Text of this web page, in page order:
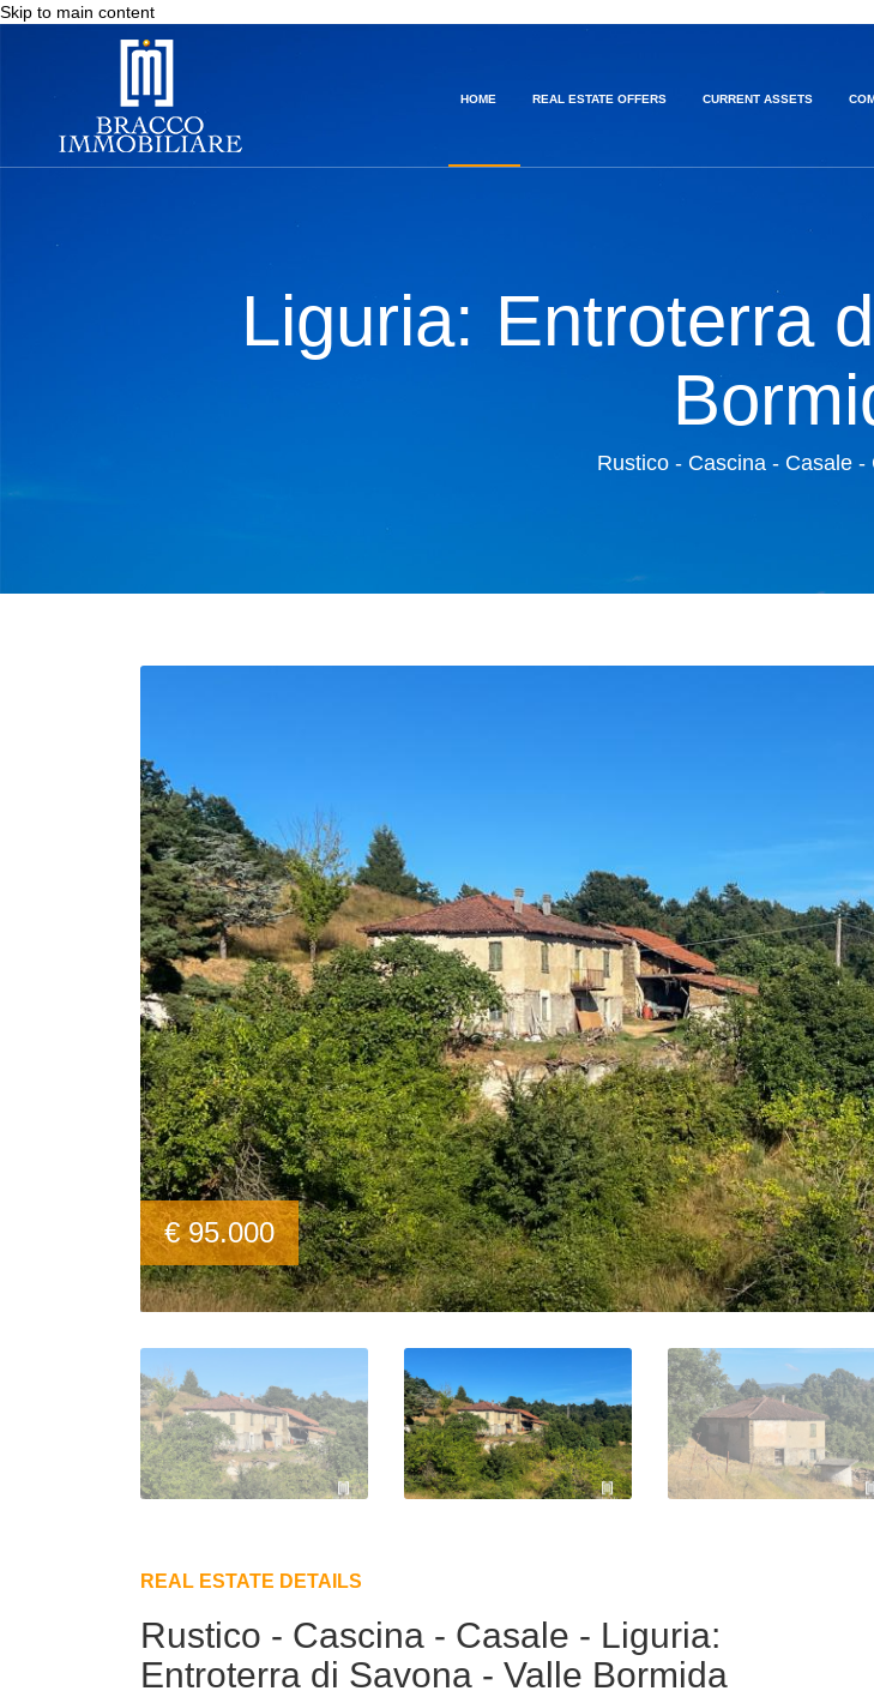
Skip to main content
HOME REAL ESTATE OFFERS CURRENT ASSETS
Liguria: Entroterra
Rustico - Cascina - Casale -
€ 95.000
REAL ESTATE DETAILS
Rustico - Cascina - Casale - Liguria:
Entroterra di Savona - Valle Bormida